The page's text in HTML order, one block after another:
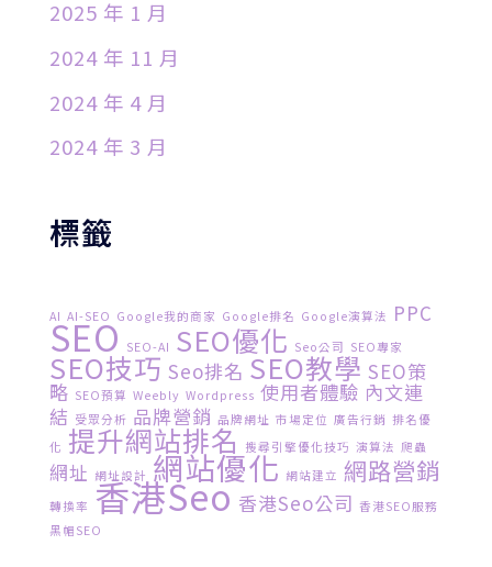
2025 年 1 月
2024 年 11 月
2024 年 4 月
2024 年 3 月
標籤
AI AI-SEO Google我的商家 Google排名 Google演算法 PPC
SEO SEO-AI SEO優化 Seo公司 SEO專家
SEO技巧 Seo排名 SEO教學 SEO策
略 SEO預算 Weebly Wordpress 使用者體驗 內文連
結 受眾分析 品牌營銷 品牌網址 市場定位 廣告行銷 排名優
化 提升網站排名 搜尋引擎優化技巧 演算法 爬蟲
網址 網址設計 網站優化 網站建立 網路營銷
轉換率 香港seo 香港seo公司 香港SEO服務
黑帽SEO